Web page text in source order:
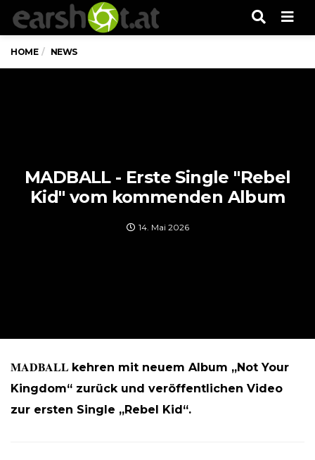
HOME NEWS
MADBALL - Erste Single "Rebel
Kid" vom kommenden Album
14. Mai 2026
MADBALL kehren mit neuem Album „Not Your
Kingdom“ zurück und veröffentlichen Video
zur ersten Single „Rebel Kid“.